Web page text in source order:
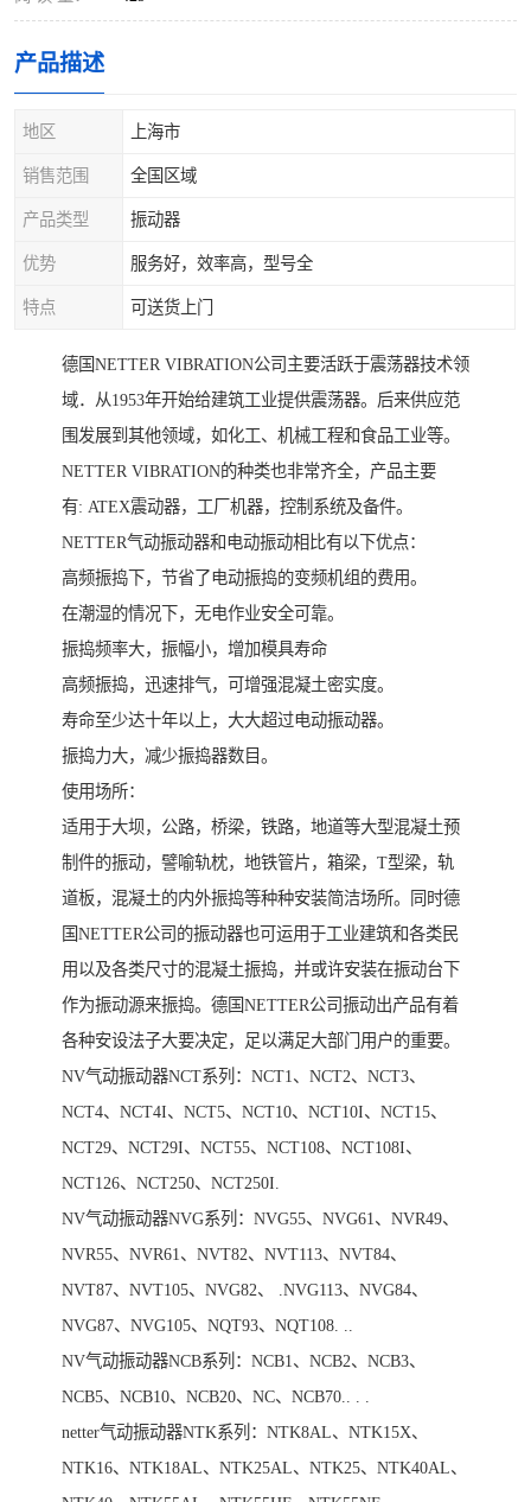
产品描述
地区 上海市
销售范围 全国区域
产品类型 振动器
优势 服务好，效率高，型号全
特点 可送货上门
德国NETTER VIBRATION公司主要活跃于震荡器技术领
域．从1953年开始给建筑工业提供震荡器。后来供应范
围发展到其他领域，如化工、机械工程和食品工业等。
NETTER VIBRATION的种类也非常齐全，产品主要
有: ATEX震动器，工厂机器，控制系统及备件。
NETTER气动振动器和电动振动相比有以下优点：
高频振捣下，节省了电动振捣的变频机组的费用。
在潮湿的情况下，无电作业安全可靠。
振捣频率大，振幅小，增加模具寿命
高频振捣，迅速排气，可增强混凝土密实度。
寿命至少达十年以上，大大超过电动振动器。
振捣力大，减少振捣器数目。
使用场所：
适用于大坝，公路，桥梁，铁路，地道等大型混凝土预
制件的振动，譬喻轨枕，地铁管片，箱梁，T型梁，轨
道板，混凝土的内外振捣等种种安装简洁场所。同时德
国NETTER公司的振动器也可运用于工业建筑和各类民
用以及各类尺寸的混凝土振捣，并或许安装在振动台下
作为振动源来振捣。德国NETTER公司振动出产品有着
各种安设法子大要决定，足以满足大部门用户的重要。
NV气动振动器NCT系列：NCT1、NCT2、NCT3、
NCT4、NCT4I、NCT5、NCT10、NCT10I、NCT15、
NCT29、NCT29I、NCT55、NCT108、NCT108I、
NCT126、NCT250、NCT250I.
NV气动振动器NVG系列：NVG55、NVG61、NVR49、
NVR55、NVR61、NVT82、NVT113、NVT84、
NVT87、NVT105、NVG82、 .NVG113、NVG84、
NVG87、NVG105、NQT93、NQT108. ..
NV气动振动器NCB系列：NCB1、NCB2、NCB3、
NCB5、NCB10、NCB20、NC、NCB70.. . .
netter气动振动器NTK系列：NTK8AL、NTK15X、
NTK16、NTK18AL、NTK25AL、NTK25、NTK40AL、